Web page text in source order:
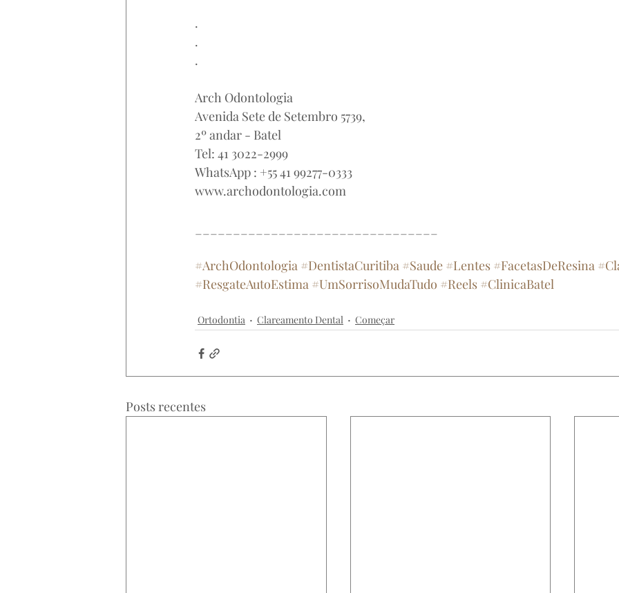
.
.
.
Arch Odontologia
Avenida Sete de Setembro 5739,
2º andar - Batel
Tel: 41 3022-2999
WhatsApp : +55 41 99277-0333
www.archodontologia.com
#ArchOdontologia #DentistaCuritiba #Saude #Lentes #FacetasDeResina
#ResgateAutoEstima #UmSorrisoMudaTudo #Reels #ClinicaBatel
Ortodontia
Clareamento Dental Começar
Posts recentes